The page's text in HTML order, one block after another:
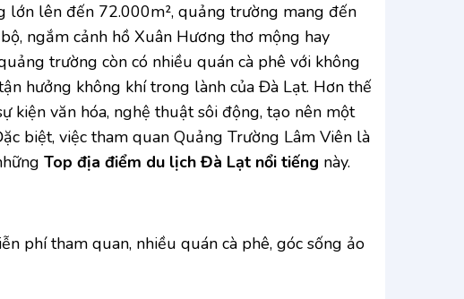
lớn lên đến 72.000m², quảng trường mang đến
ngắm cảnh hồ Xuân Hương thơ mộng hay
trường còn có nhiều quán cà phê với không
hưởng không khí trong lành của Đà Lạt. Hơn thế
kiện văn hóa, nghệ thuật sôi động, tạo nên một
biệt, việc tham quan Quảng Trường Lâm Viên là
Top địa điểm du lịch Đà Lạt nổi tiếng này.
phí tham quan, nhiều quán cà phê, góc sống ảo